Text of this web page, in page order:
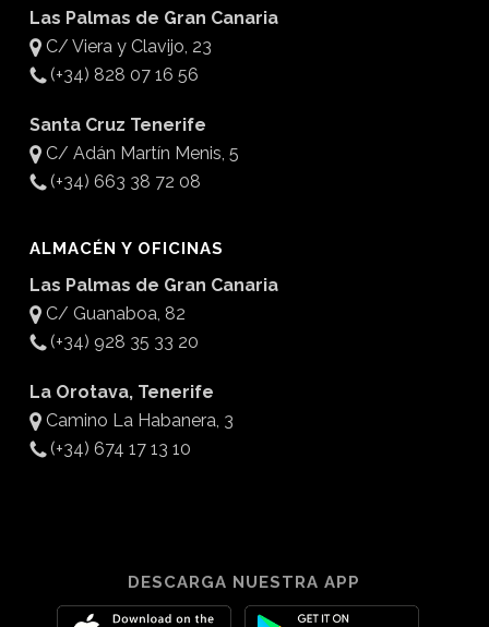
Las Palmas de Gran Canaria
C/ Viera y Clavijo, 23
(+34) 828 07 16 56
Santa Cruz Tenerife
C/ Adán Martín Menis, 5
(+34) 663 38 72 08
ALMACÉN Y OFICINAS
Las Palmas de Gran Canaria
C/ Guanaboa, 82
(+34) 928 35 33 20
La Orotava, Tenerife
Camino La Habanera, 3
(+34) 674 17 13 10
DESCARGA NUESTRA APP